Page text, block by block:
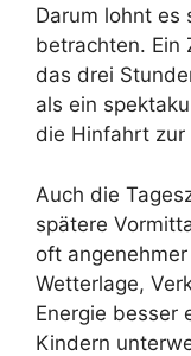
Darum lohnt es
betrachten. Ein
das drei
als ein
die Hinfahrt zur
Auch die
spätere
oft
Wetterlage,
Energie besser
Kindern